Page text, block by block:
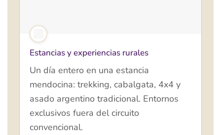
Estancias y experiencias rurales
Un día entero en una estancia
mendocina: trekking, cabalgata, 4x4 y
asado argentino tradicional. Entornos
exclusivos fuera del circuito
convencional.